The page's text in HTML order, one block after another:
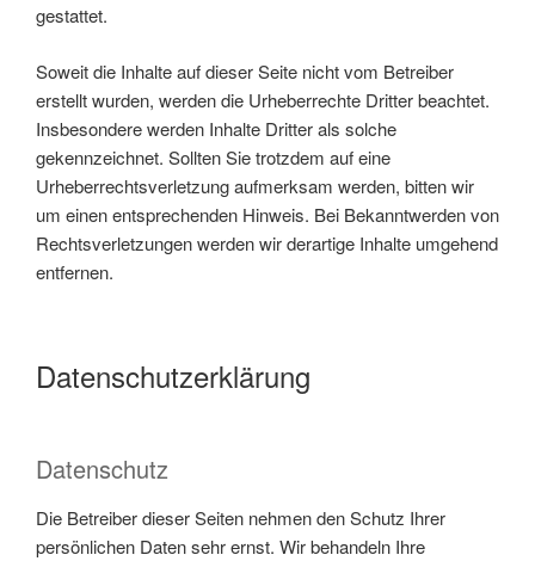
gestattet.
Soweit die Inhalte auf dieser Seite nicht vom Betreiber
erstellt wurden, werden die Urheberrechte Dritter beachtet.
Insbesondere werden Inhalte Dritter als solche
gekennzeichnet. Sollten Sie trotzdem auf eine
Urheberrechtsverletzung aufmerksam werden, bitten wir
um einen entsprechenden Hinweis. Bei Bekanntwerden von
Rechtsverletzungen werden wir derartige Inhalte umgehend
entfernen.
Datenschutzerklärung
Datenschutz
Die Betreiber dieser Seiten nehmen den Schutz Ihrer
persönlichen Daten sehr ernst. Wir behandeln Ihre